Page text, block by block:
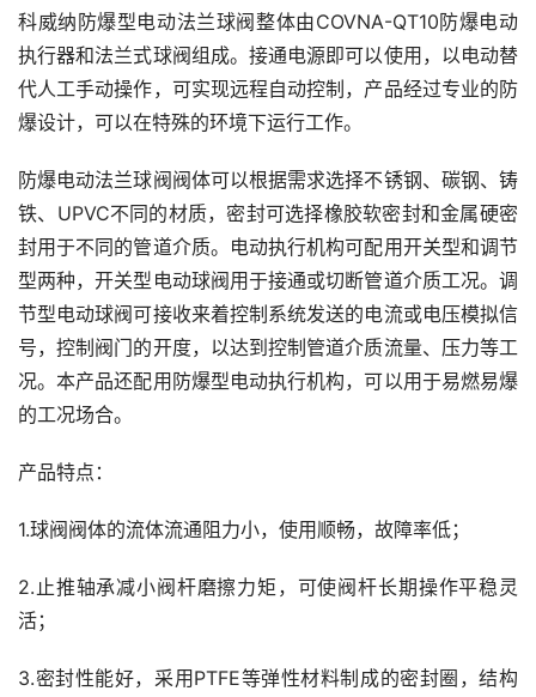
科威纳防爆型电动法兰球阀整体由COVNA-QT10防爆电动
执行器和法兰式球阀组成。接通电源即可以使用，以电动替
代人工手动操作，可实现远程自动控制，产品经过专业的防
爆设计，可以在特殊的环境下运行工作。
防爆电动法兰球阀阀体可以根据需求选择不锈钢、碳钢、铸
铁、UPVC不同的材质，密封可选择橡胶软密封和金属硬密
封用于不同的管道介质。电动执行机构可配用开关型和调节
型两种，开关型电动球阀用于接通或切断管道介质工况。调
节型电动球阀可接收来着控制系统发送的电流或电压模拟信
号，控制阀门的开度，以达到控制管道介质流量、压力等工
况。本产品还配用防爆型电动执行机构，可以用于易燃易爆
的工况场合。
产品特点：
1.球阀阀体的流体流通阻力小，使用顺畅，故障率低；
2.止推轴承减小阀杆磨擦力矩，可使阀杆长期操作平稳灵
活；
3.密封性能好，采用PTFE等弹性材料制成的密封圈，结构